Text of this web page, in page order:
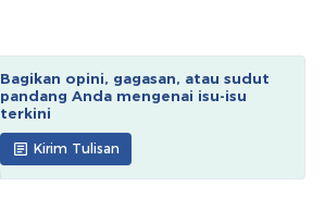
Bagikan opini, gagasan, atau sudut
pandang Anda mengenai isu-isu
terkini
Kirim Tulisan